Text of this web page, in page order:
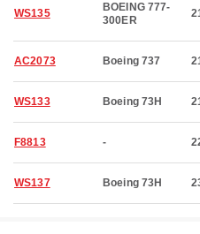
WS135
BOEING 777-
300ER
AC2073 Boeing 737
WS133 Boeing 73H
F8813 -
WS137 Boeing 73H